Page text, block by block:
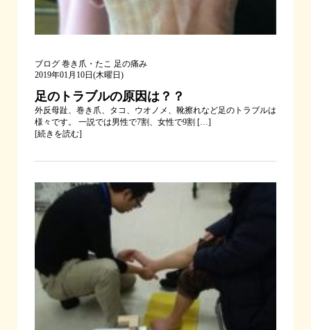
ブログ 巻き爪・たこ 足の痛み
2019年01月10日(木曜日)
足のトラブルの原因は？？
外反母趾、巻き爪、タコ、ウオノメ、靴擦れなど足のトラブルは
様々です。 一説では男性で7割、女性で9割 […]
[続きを読む]